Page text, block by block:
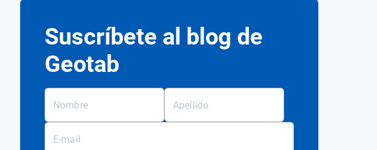
Suscríbete al blog de
Geotab